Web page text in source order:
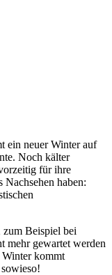
ein neuer Winter auf
Noch kälter
für ihre
Nachsehen haben:
zum Beispiel bei
mehr gewartet werden
Winter kommt
sowieso!